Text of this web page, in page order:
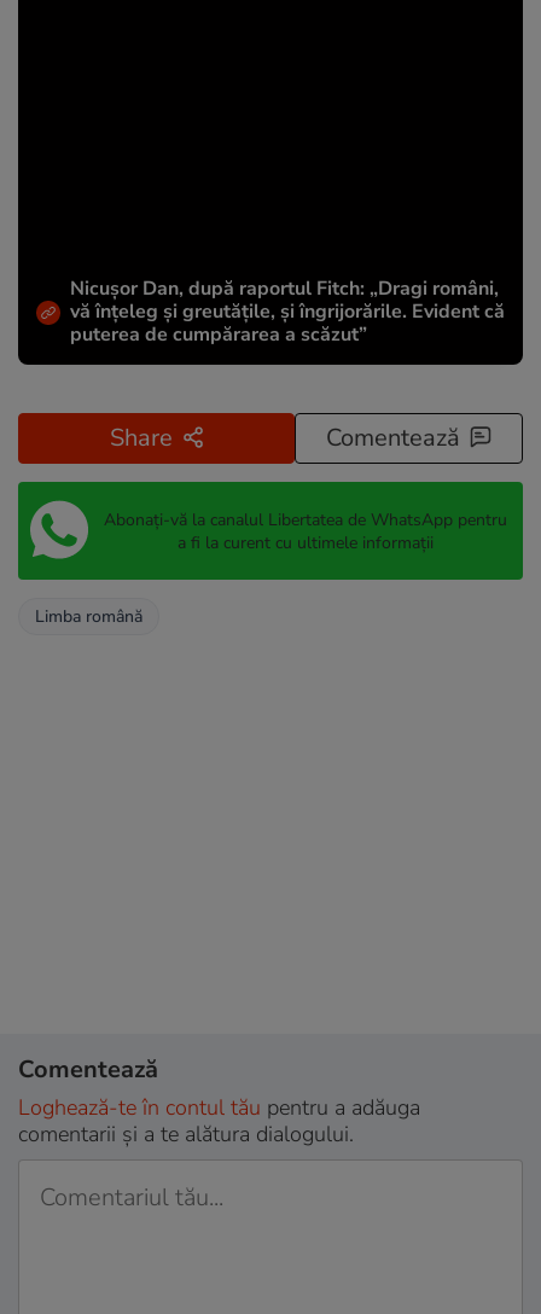
Nicușor Dan, după raportul Fitch: „Dragi români,
vă înțeleg și greutățile, și îngrijorările. Evident că
puterea de cumpărarea a scăzut”
Share Comentează
Abonați-vă la canalul Libertatea de WhatsApp pentru
a fi la curent cu ultimele informații
Limba română
Comentează
Loghează-te în contul tău pentru a adăuga
comentarii și a te alătura dialogului.